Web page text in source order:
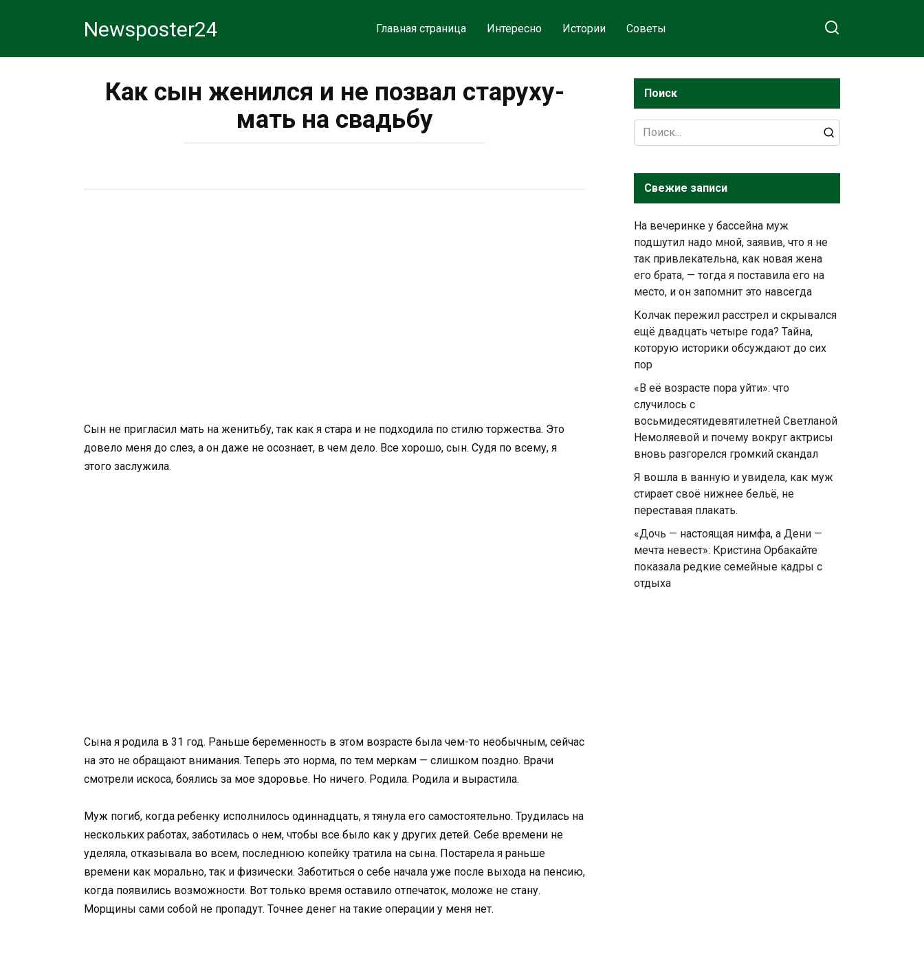
Newsposter24 Главная страница Интересно Истории Советы
Как сын женился и не позвал старуху-
мать на свадьбу
Cын не пригласил мать на женитьбу, так как я стара и не подходила по стилю торжества. Это
довело меня до слез, а он даже не осознает, в чем дело. Все хорошо, сын. Судя по всему, я
этого заслужила.
Сына я родила в 31 год. Раньше беременность в этом возрасте была чем-то необычным, сейчас
на это не обращают внимания. Теперь это норма, по тем меркам — слишком поздно. Врачи
смотрели искоса, боялись за мое здоровье. Но ничего. Родила. Родила и вырастила.
Муж погиб, когда ребенку исполнилось одиннадцать, я тянула его самостоятельно. Трудилась на
нескольких работах, заботилась о нем, чтобы все было как у других детей. Себе времени не
уделяла, отказывала во всем, последнюю копейку тратила на сына. Постарела я раньше
времени как морально, так и физически. Заботиться о себе начала уже после выхода на пенсию,
когда появились возможности. Вот только время оставило отпечаток, моложе не стану.
Морщины сами собой не пропадут. Точнее денег на такие операции у меня нет.
Поиск
Search
for:
Свежие записи
На вечеринке у бассейна муж
подшутил надо мной, заявив, что я не
так привлекательна, как новая жена
его брата, — тогда я поставила его на
место, и он запомнит это навсегда
Колчак пережил расстрел и скрывался
ещё двадцать четыре года? Тайна,
которую историки обсуждают до сих
пор
«В её возрасте пора уйти»: что
случилось с
восьмидесятидевятилетней Светланой
Немоляевой и почему вокруг актрисы
вновь разгорелся громкий скандал
Я вошла в ванную и увидела, как муж
стирает своё нижнее бельё, не
переставая плакать.
«Дочь — настоящая нимфа, а Дени —
мечта невест»: Кристина Орбакайте
показала редкие семейные кадры с
отдыха